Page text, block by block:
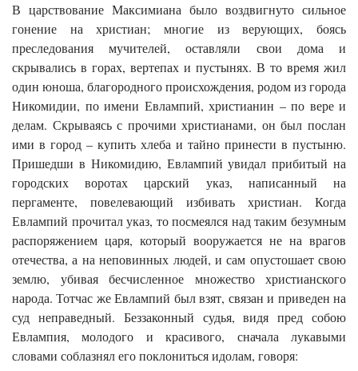
В царствование Максимиана было воздвигнуто сильное
гонение на христиан; многие из верующих, боясь
преследования мучителей, оставляли свои дома и
скрывались в горах, вертепах и пустынях. В то время жил
один юноша, благородного происхождения, родом из города
Никомидии, по имени Евлампий, христианин – по вере и
делам. Скрываясь с прочими христианами, он был послан
ими в город – купить хлеба и тайно принести в пустыню.
Пришедши в Никомидию, Евлампий увидал прибитый на
городских воротах царский указ, написанный на
пергаменте, повелевающий избивать христиан. Когда
Евлампий прочитал указ, то посмеялся над таким безумным
распоряжением царя, который вооружается не на врагов
отечества, а на неповинных людей, и сам опустошает свою
землю, убивая бесчисленное множество христианского
народа. Тотчас же Евлампий был взят, связан и приведен на
суд неправедный. Беззаконный судья, видя пред собою
Евлампия, молодого и красивого, сначала лукавыми
словами соблазнял его поклониться идолам, говоря: